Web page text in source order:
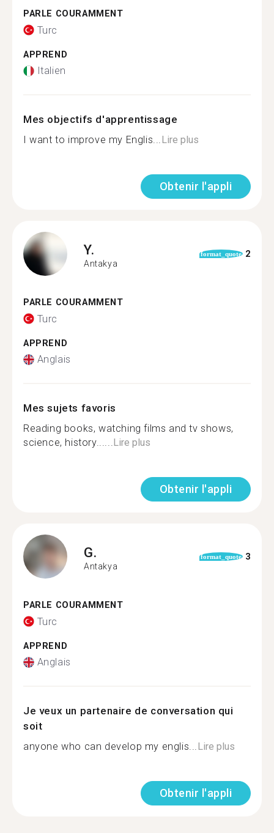
PARLE COURAMMENT
Turc
APPREND
Italien
Mes objectifs d'apprentissage
I want to improve my Englis...Lire plus
Obtenir l'appli
Y.
Antakya
format_quote 2
PARLE COURAMMENT
Turc
APPREND
Anglais
Mes sujets favoris
Reading books, watching films and tv shows,
science, history......Lire plus
Obtenir l'appli
G.
Antakya
format_quote 3
PARLE COURAMMENT
Turc
APPREND
Anglais
Je veux un partenaire de conversation qui
soit
anyone who can develop my englis...Lire plus
Obtenir l'appli